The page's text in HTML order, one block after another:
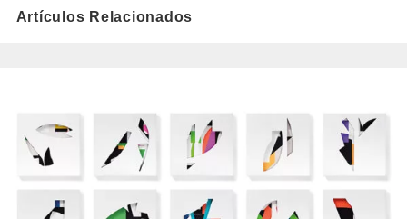
Artículos Relacionados